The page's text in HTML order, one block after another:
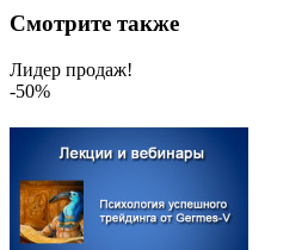
Смотрите также
Лидер продаж!
-50%